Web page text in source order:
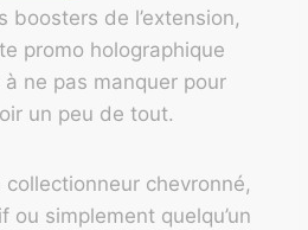
boosters de l’extension,
promo holographique
ne pas manquer pour
un peu de tout.
chevronné,
ou simplement quelqu’un